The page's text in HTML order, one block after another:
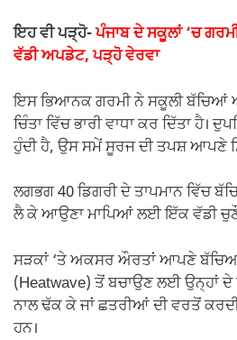
ਇਹ ਵੀ ਪੜ੍ਹੋ-ਪੰਜਾਬ ਦੇ ਸਕੂਲਾਂ ‘ਚ
ਵੱਡੀ ਅਪਡੇਟ, ਪੜ੍ਹੋ ਵੇਰਵਾ
ਇਸ ਭਿਆਨਕ ਗਰਮੀ ਨੇ ਸਕੂਲੀ ਬੱਚਿਆਂ
ਚਿੰਤਾ ਵਿੱਚ ਭਾਰੀ ਵਾਧਾ ਕਰ ਦਿੱਤਾ ਹੈ।
ਹੁੰਦੀ ਹੈ, ਉਸ ਸਮੇਂ ਸੂਰਜ ਦੀ ਤਪਸ਼ ਆਪਣੇ
ਲਗਭਗ 40 ਡਿਗਰੀ ਦੇ ਤਾਪਮਾਨ ਵਿੱਚ
ਲੈ ਕੇ ਆਉਣਾ ਮਾਪਿਆਂ ਲਈ ਇੱਕ ਵੱਡੀ
ਸੜਕਾਂ ‘ਤੇ ਅਕਸਰ ਔਰਤਾਂ ਆਪਣੇ
(Heatwave) ਤੋਂ ਬਚਾਉਣ ਲਈ ਉਨ੍ਹਾਂ
ਨਾਲ ਢੱਕ ਕੇ ਜਾਂ ਛਤਰੀਆਂ ਦੀ ਵਰਤੋਂ
ਹਨ।